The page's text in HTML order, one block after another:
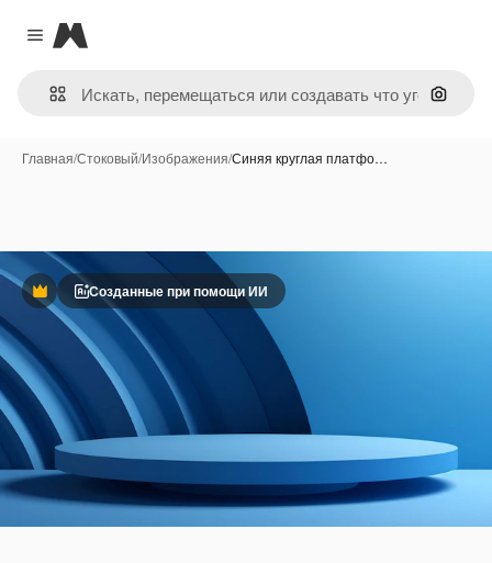
Close menu
Magnific
Поиск
Главная/Стоковый/Изображения/Синяя круглая платфо…
ПремиумСозданные при помощи ИИ